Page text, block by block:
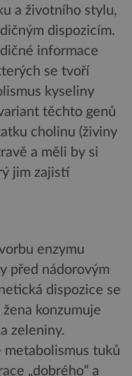
a životního stylu,
dispozicím.
informace
se tvoří
kyseliny
těchto genů
cholinu (živiny
a měli by si
jim zajistí
enzymu
před nádorovým
dispozice se
konzumuje
zeleniny.
tuků
„dobrého“ a